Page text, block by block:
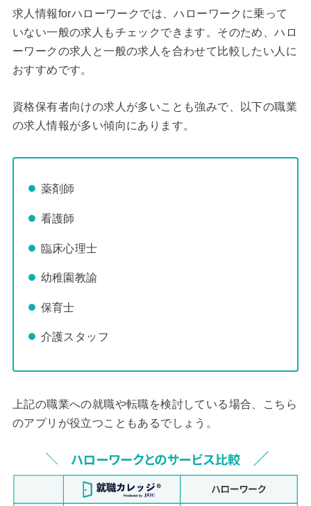
求人情報forハローワークでは、ハローワークに乗って
いない一般の求人もチェックできます。そのため、ハロ
ーワークの求人と一般の求人を合わせて比較したい人に
おすすめです。
資格保有者向けの求人が多いことも強みで、以下の職業
の求人情報が多い傾向にあります。
薬剤師
看護師
臨床心理士
幼稚園教諭
保育士
介護スタッフ
上記の職業への就職や転職を検討している場合、こちら
のアプリが役立つこともあるでしょう。